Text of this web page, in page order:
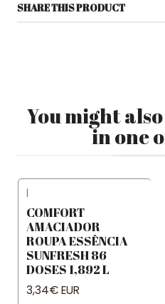
SHARE THIS PRODUCT
You might
in one
|
COMFORT
AMACIADOR
ROUPA ESSÊNCIA
SUNFRESH 86
DOSES 1,892 L
3,34€ EUR